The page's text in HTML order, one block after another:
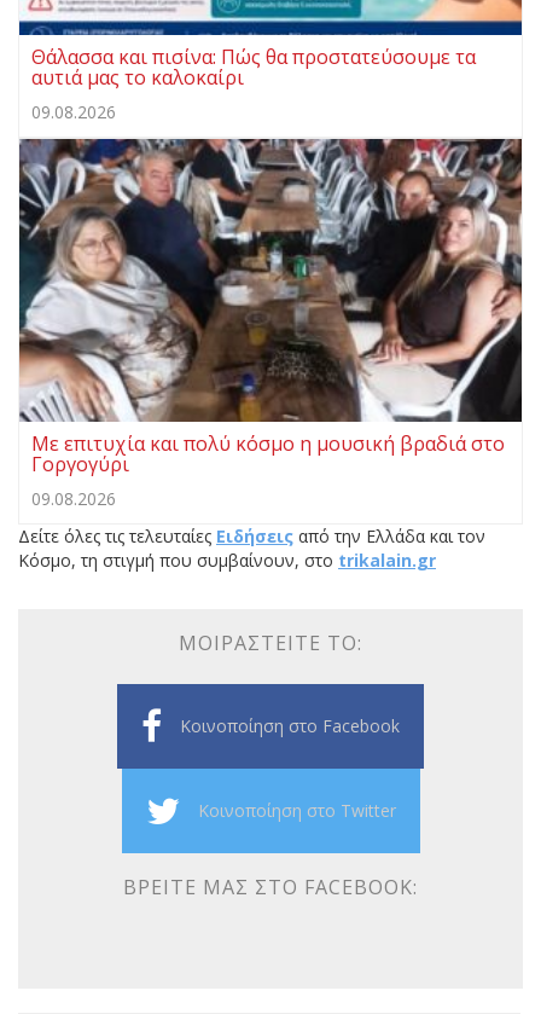
Θάλασσα και πισίνα: Πώς θα προστατεύσουμε τα
αυτιά μας το καλοκαίρι
09.08.2026
Με επιτυχία και πολύ κόσμο η μουσική βραδιά στο
Γοργογύρι
09.08.2026
Δείτε όλες τις τελευταίες Ειδήσεις από την Ελλάδα και τον
Κόσμο, τη στιγμή που συμβαίνουν, στο trikalain.gr
ΜΟΙΡΑΣΤΕΊΤΕ ΤΟ:
Κοινοποίηση στο Facebook
Κοινοποίηση στο Twitter
ΒΡΕΊΤΕ ΜΑΣ ΣΤΟ FACEBOOK: